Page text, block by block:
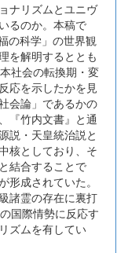
ナリズムとユニヴ
るのか。本稿で
の科学」の世界観
を解明するととも
社会の転換期・変
応を示したかを見
会論」であるかの
『竹内文書』と通
説・天皇統治説と
核としており、そ
結合することで
形成されていた。
諸霊の存在に裏打
国際情勢に反応す
ズムを有してい